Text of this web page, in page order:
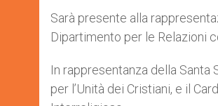
Sarà presente alla
Dipartimento per le Relazioni
In rappresentanza della
per l’Unità dei Cristiani, e il